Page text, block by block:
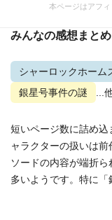
本ページはアフ
みんなの感想まとめ
シャーロックホーム
銀星号事件の謎
...
短いページ数に詰め
ャラクターの扱いは
ソードの内容が端折
多いようです。特に「